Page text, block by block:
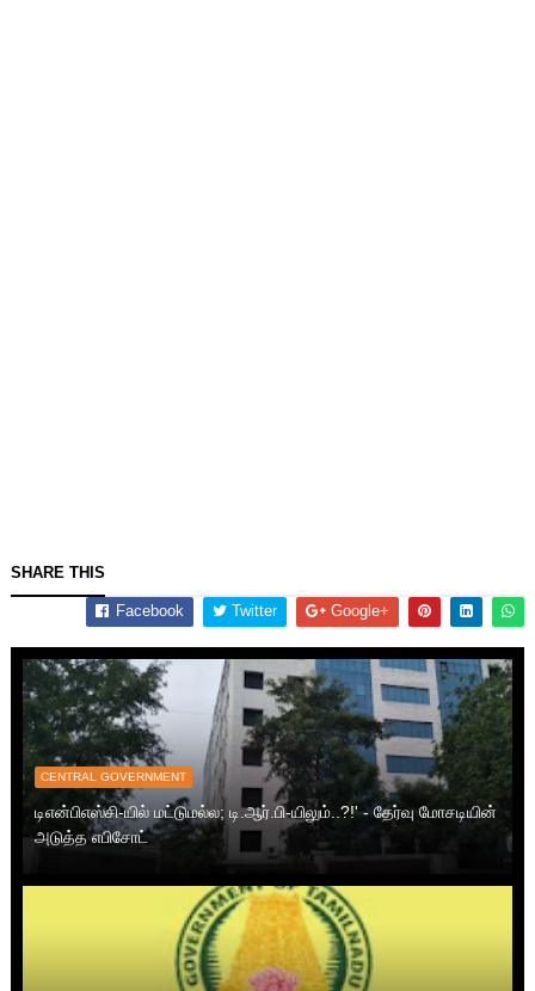
SHARE THIS
Facebook Twitter Google+
CENTRAL GOVERNMENT
டிஎன்பிஎஸ்சி-யில் மட்டுமல்ல; டி.ஆர்.பி-யிலும்..?!' - தேர்வு மோசடியின்
அடுத்த எபிசோட்